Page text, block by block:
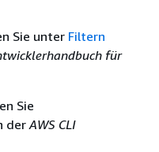
Sie unter Filtern
für
Sie
derAWS CLI